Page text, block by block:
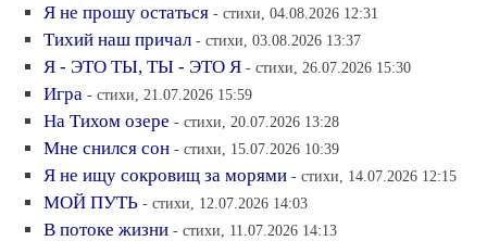
Я не прошу остаться - стихи, 04.08.2026 12:31
Тихий наш причал - стихи, 03.08.2026 13:37
Я - ЭТО ТЫ, ТЫ - ЭТО Я - стихи, 26.07.2026 15:30
Игра - стихи, 21.07.2026 15:59
На Тихом озере - стихи, 20.07.2026 13:28
Мне снился сон - стихи, 15.07.2026 10:39
Я не ищу сокровищ за морями - стихи, 14.07.2026 12:15
МОЙ ПУТЬ - стихи, 12.07.2026 14:03
В потоке жизни - стихи, 11.07.2026 14:13